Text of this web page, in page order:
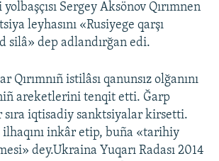
yolbaşçısı Sergey Aksönov Qırımnen
leyhasını «Rusiyege qarşı
silâ» dep adlandırğan edi.
istilâsı qanunsız olğanını
areketlerini tenqit etti. Ğarp
iqtisadiy sanktsiyalar kirsetti.
ilhaqını inkâr etip, buña «tarihiy
dey.Ukraina Yuqarı Radası 2014